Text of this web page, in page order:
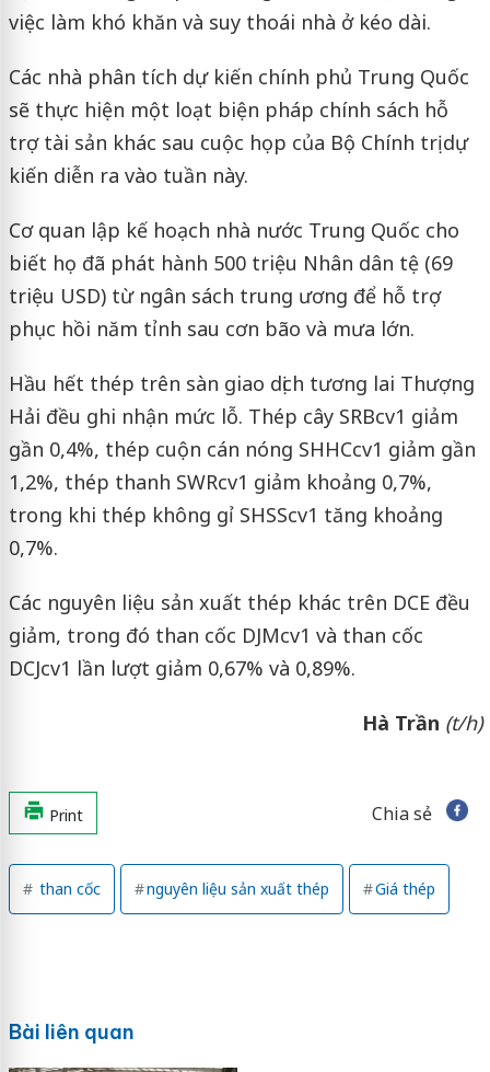
việc làm khó khăn và suy thoái nhà ở kéo dài.
Các nhà phân tích dự kiến ​​chính phủ Trung Quốc
sẽ thực hiện một loạt biện pháp chính sách hỗ
trợ tài sản khác sau cuộc họp của Bộ Chính trị dự
kiến ​​diễn ra vào tuần này.
Cơ quan lập kế hoạch nhà nước Trung Quốc cho
biết họ đã phát hành 500 triệu Nhân dân tệ (69
triệu USD) từ ngân sách trung ương để hỗ trợ
phục hồi năm tỉnh sau cơn bão và mưa lớn.
Hầu hết thép trên sàn giao dịch tương lai Thượng
Hải đều ghi nhận mức lỗ. Thép cây SRBcv1 giảm
gần 0,4%, thép cuộn cán nóng SHHCcv1 giảm gần
1,2%, thép thanh SWRcv1 giảm khoảng 0,7%,
trong khi thép không gỉ SHSScv1 tăng khoảng
0,7%.
Các nguyên liệu sản xuất thép khác trên DCE đều
giảm, trong đó than cốc DJMcv1 và than cốc
DCJcv1 lần lượt giảm 0,67% và 0,89%.
Hà Trần (t/h)
Print Chia sẻ
than cốc nguyên liệu sản xuất thép Giá thép
Bài liên quan